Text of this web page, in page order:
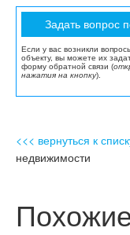
Если у вас возникли
объекту, вы можете их
форму обратной связи (
нажатия на кнопку).
<<< вернуться к
недвижимости